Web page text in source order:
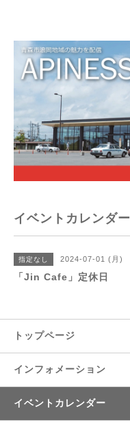
イベントカレンダー
指定なし 2024-07-01 (月)
「Jin Cafe」定休日
トップページ
インフォメーション
イベントカレンダー